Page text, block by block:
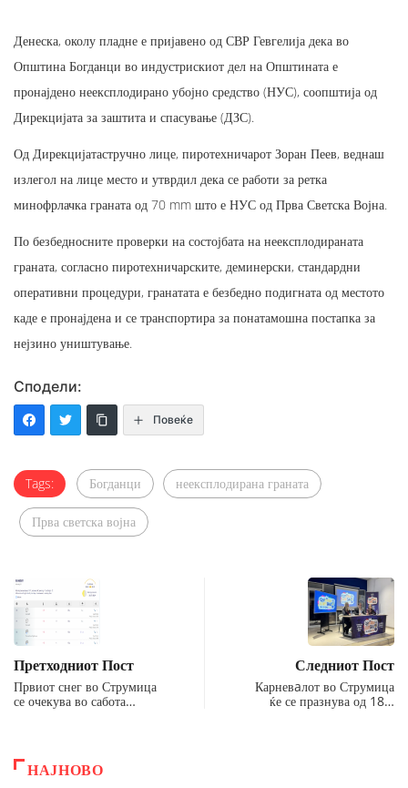
Денеска, околу пладне е пријавено од СВР Гевгелија дека во
Општина Богданци во индустрискиот дел на Општината е
пронајдено неексплодирано убојно средство (НУС), соопштија од
Дирекцијата за заштита и спасување (ДЗС).
Од Дирекцијатастручно лице, пиротехничарот Зоран Пеев, веднаш
излегол на лице место и утврдил дека се работи за ретка
минофрлачка граната од 70 mm што е НУС од Прва Светска Војна.
По безбедносните проверки на состојбата на неексплодираната
граната, согласно пиротехничарските, деминерски, стандардни
оперативни процедури, гранатата е безбедно подигната од местото
каде е пронајдена и се транспортира за понатамошна постапка за
нејзино уништување.
Сподели:
Повеќе
Tags: Богданци неексплодирана граната
Прва светска војна
Претходниот Пост
Првиот снег во Струмица
се очекува во сабота…
Следниот Пост
Карневaлот во Струмица
ќе се празнува од 18…
НАЈНОВО